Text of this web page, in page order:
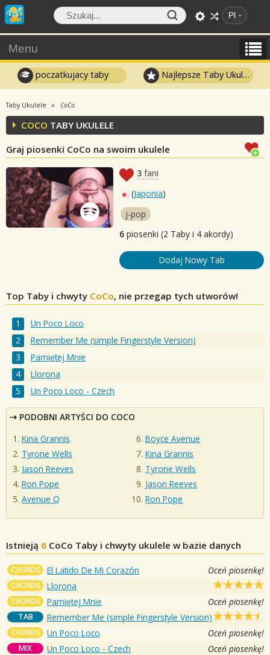
Pl
Menu
poczatkujacy taby Najlepsze Taby Ukulele
Taby Ukulele CoCo
COCO TABY UKULELE
Graj piosenki CoCo na swoim ukulele
3 fani
(Japonia)
j-pop
6 piosenki (2 Taby i 4 akordy)
Dodaj Nowy Tab
Top Taby i chwyty CoCo, nie przegap tych utworów!
Un Poco Loco
Remember Me (simple Fingerstyle Version)
Pamiętej Mnie
Llorona
Un Poco Loco - Czech
PODOBNI ARTYŚCI DO COCO
Kina Grannis
Tyrone Wells
Jason Reeves
Ron Pope
Avenue Q
Boyce Avenue
Kina Grannis
Tyrone Wells
Jason Reeves
Ron Pope
Istnieją 6 CoCo Taby i chwyty ukulele w bazie danych
CHORDS El Latido De Mi Corazón Oceń piosenkę!
CHORDS Llorona
CHORDS Pamiętej Mnie Oceń piosenkę!
TAB Remember Me (simple Fingerstyle Version)
CHORDS Un Poco Loco Oceń piosenkę!
MIX Un Poco Loco - Czech Oceń piosenkę!